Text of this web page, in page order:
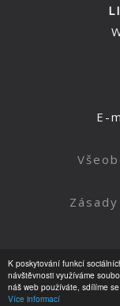
K poskytování funkcí
návštěvnosti využíváme
náš web používáte, sdílíme
Více informací
E-